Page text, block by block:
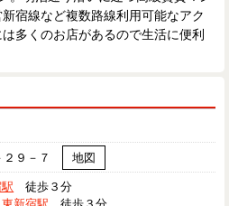
宿線など複数路線利用可能なアク
多くのお店があるので生活に便利
２９－７ 地図
徒歩３分